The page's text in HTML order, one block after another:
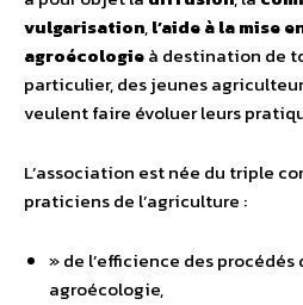
vulgarisation,l’aide à la mise
agroécologieà destination de
particulier, des jeunes
veulent faire évoluer leurs
L’association est née du triple
praticiens de l’agriculture :
» de l’efficience des procédés
agroécologie,